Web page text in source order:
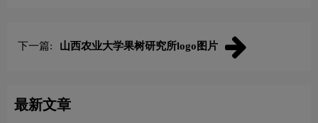
下一篇: 山西农业大学果树研究所logo图片
最新文章